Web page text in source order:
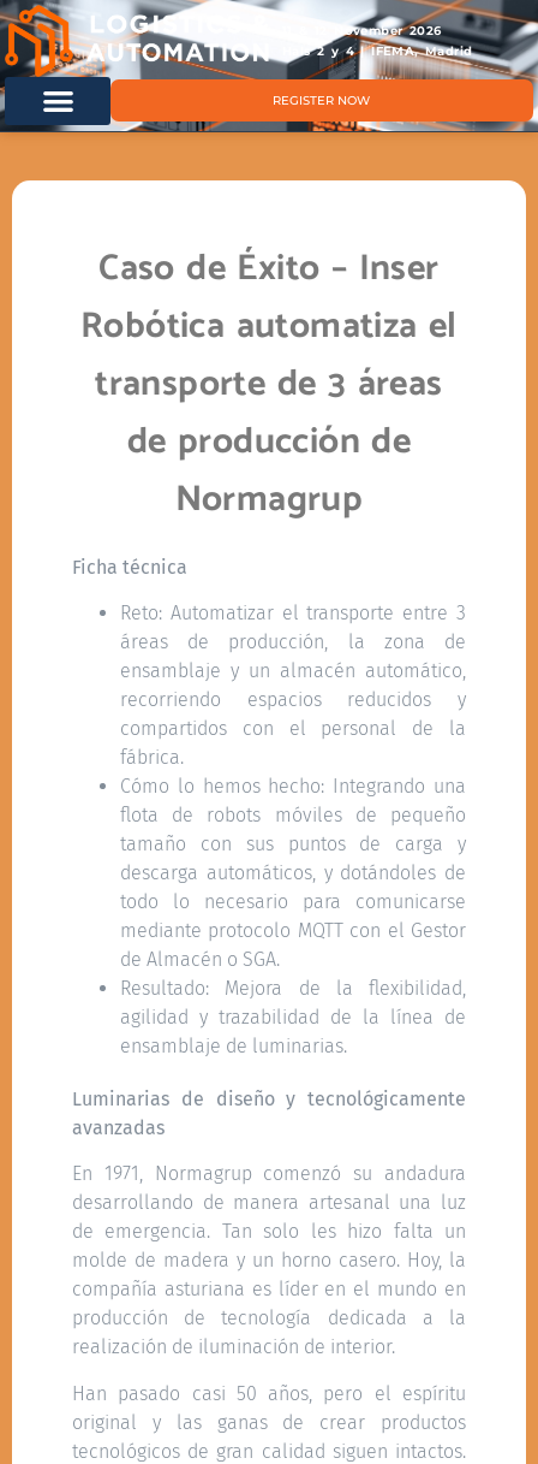
11 & 12 November 2026
Hals 2 y 4 | IFEMA, Madrid
REGISTER NOW
Caso de Éxito – Inser
Robótica automatiza el
transporte de 3 áreas
de producción de
Normagrup
Ficha técnica
Reto: Automatizar el transporte entre 3
áreas de producción, la zona de
ensamblaje y un almacén automático,
recorriendo espacios reducidos y
compartidos con el personal de la
fábrica.
Cómo lo hemos hecho: Integrando una
flota de robots móviles de pequeño
tamaño con sus puntos de carga y
descarga automáticos, y dotándoles de
todo lo necesario para comunicarse
mediante protocolo MQTT con el Gestor
de Almacén o SGA.
Resultado: Mejora de la flexibilidad,
agilidad y trazabilidad de la línea de
ensamblaje de luminarias.
Luminarias de diseño y tecnológicamente
avanzadas
En 1971, Normagrup comenzó su andadura
desarrollando de manera artesanal una luz
de emergencia. Tan solo les hizo falta un
molde de madera y un horno casero. Hoy, la
compañía asturiana es líder en el mundo en
producción de tecnología dedicada a la
realización de iluminación de interior.
Han pasado casi 50 años, pero el espíritu
original y las ganas de crear productos
tecnológicos de gran calidad siguen intactos.